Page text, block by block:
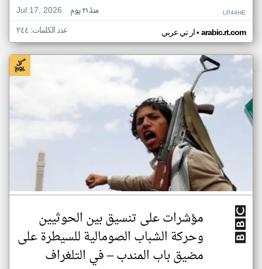
Jul 17, 2026
منذ ٢١ يوم LP44HE
ار تي عربي• arabic.rt.com عدد الكلمات: ٢٤٤
مؤشرات على تنسيق بين الحوثيين
وحركة الشباب الصومالية للسيطرة على
مضيق باب المندب – في التلغراف